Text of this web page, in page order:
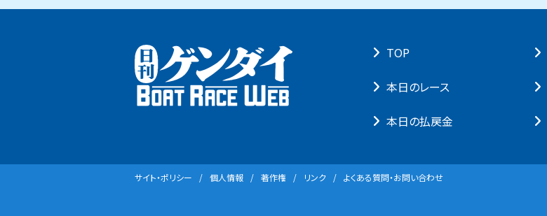
TOP
本⽇のレース
本⽇の払戻⾦
サイト・ポリシー 個⼈情報 著作権 リンク よくある質問・お問い合わせ